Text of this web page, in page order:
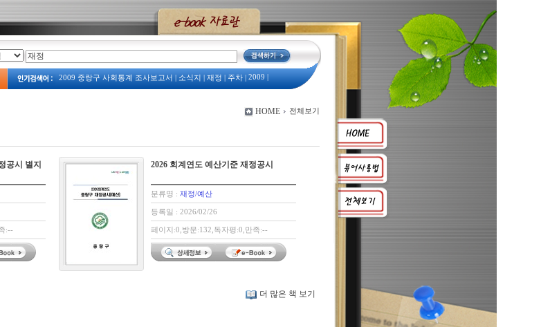
2009 중랑구 사회통계 조사보고서 소식지 재정 주차 2009
옛 모습 |2008
HOME 전체보기
공시 별지
:--
2026 회계연도 예산기준 재정공시
분류명 :재정/예산
등록일 : 2026/02/26
페이지:0,방문:132,독자평:0,만족:--
더 많은 책 보기